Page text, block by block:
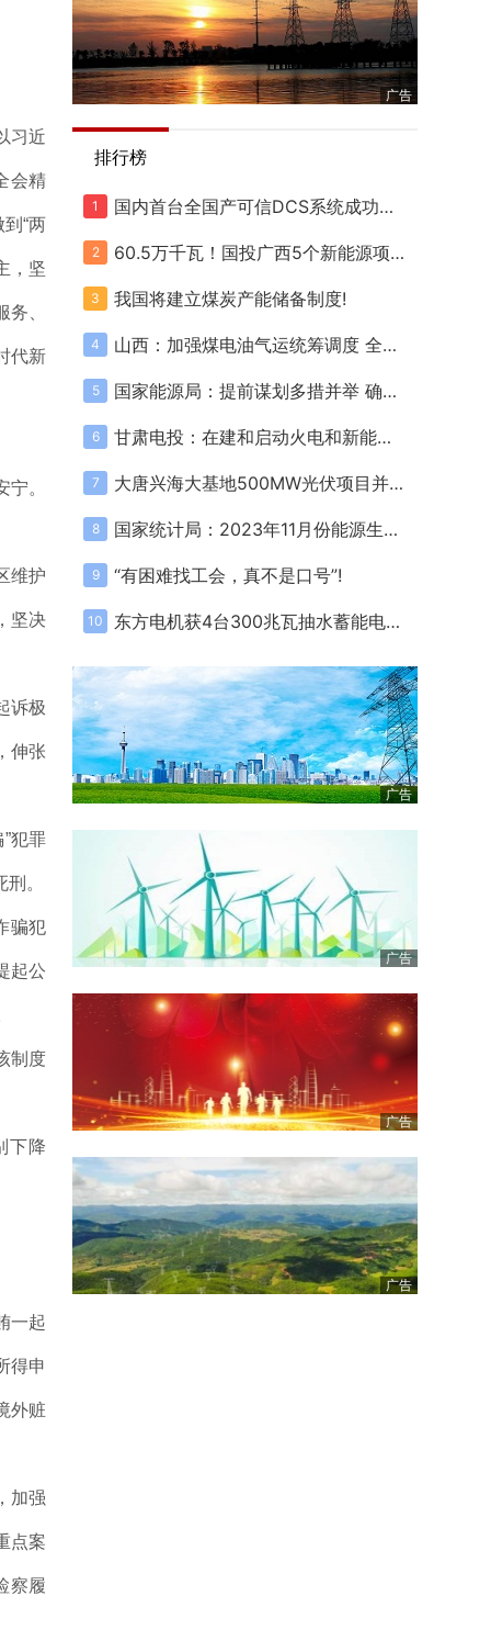
习近
会精
“两
，坚
、
代新
。
维护
坚决
诉极
伸张
犯罪
。
骗犯
起公
制度
下降
一起
得申
外赃
加强
点案
察履
广告
排行榜
1 国内首台全国产可信DCS系统成功投运!
2 60.5万千瓦！国投广西5个新能源项目全部取得核准/备案!
3 我国将建立煤炭产能储备制度!
4 山西：加强煤电油气运统筹调度 全力做好能源保障和保暖保供工作!
5 国家能源局：提前谋划多措并举 确保迎峰度冬煤电气稳定供应!
6 甘肃电投：在建和启动火电和新能源项目规模11GW 总资产达880亿元!
7 大唐兴海大基地500MW光伏项目并网!
8 国家统计局：2023年11月份能源生产情况!
9 “有困难找工会，真不是口号”!
10 东方电机获4台300兆瓦抽水蓄能电站机组订单!
广告
广告
广告
广告